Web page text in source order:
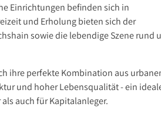
Einrichtungen befinden sich in
und Erholung bieten sich der
sowie die lebendige Szene rund
ihre perfekte Kombination aus
und hoher Lebensqualität - ein
auch für Kapitalanleger.